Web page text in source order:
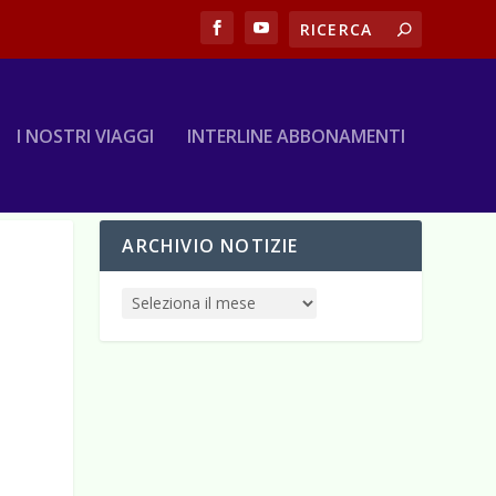
I NOSTRI VIAGGI INTERLINE ABBONAMENTI
ARCHIVIO NOTIZIE